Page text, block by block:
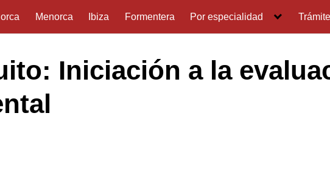
Menorca Ibiza Formentera Por especialidad
Iniciación a la